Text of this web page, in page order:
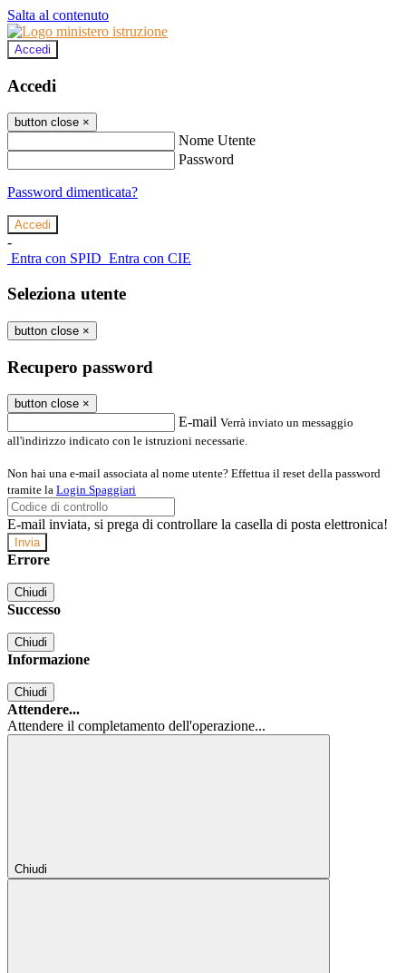
Salta al contenuto
Accedi
Accedi
button close ×
Nome Utente
Password
Password dimenticata?
-
Entra con SPID Entra con CIE
Seleziona utente
button close ×
Recupero password
button close ×
E-mail Verrà inviato un messaggio
all'indirizzo indicato con le istruzioni necessarie.
Non hai una e-mail associata al nome utente? Effettua il reset della password
tramite la Login Spaggiari
E-mail inviata, si prega di controllare la casella di posta elettronica!
Errore
Chiudi
Successo
Chiudi
Informazione
Chiudi
Attendere...
Attendere il completamento dell'operazione...
Chiudi